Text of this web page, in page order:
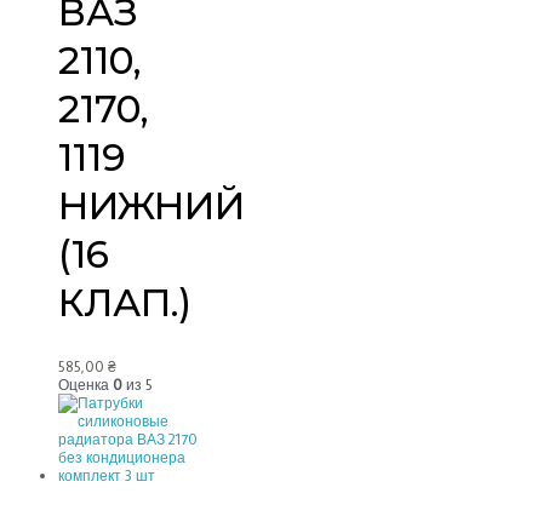
ВАЗ
2110,
2170,
1119
НИЖНИЙ
(16
КЛАП.)
585,00 ₴
Оценка 0 из 5